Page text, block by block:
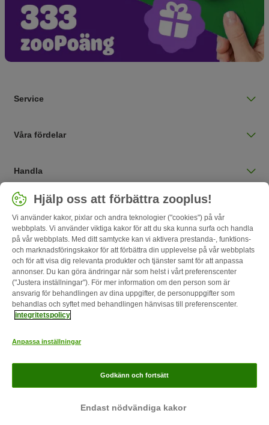
Service
Våra fördelar
Handla
Välj land
Sverige / SE
Follow zooplus
Om oss Karriär Corporate Website Om företaget
Villkor
Betalningssätt Leverans
Dataskydd
Hjälp oss att förbättra zooplus!
Vi använder kakor, pixlar och andra teknologier ("cookies") på vår
webbplats. Vi använder viktiga kakor för att du ska kunna surfa och handla
på vår webbplats. Med ditt samtycke kan vi aktivera prestanda-, funktions-
och marknadsföringskakor för att förbättra din upplevelse på vår webbplats
och för att visa dig relevanta produkter och tjänster samt för att anpassa
annonser. Du kan göra ändringar när som helst i vårt preferenscenter
("Justera inställningar"). För mer information om den person som är
ansvarig för behandlingen av dina uppgifter, de personuppgifter som
behandlas och syftet med behandlingen hänvisas till preferenscenter.
integritetspolicy
Anpassa inställningar
Endast nödvändiga kakor
Godkänn och fortsätt